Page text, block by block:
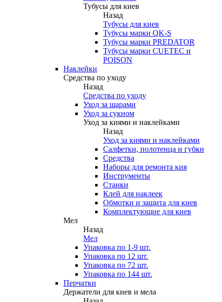
Тубусы для киев
Назад
Тубусы для киев
Тубусы марки QK-S
Тубусы марки PREDATOR
Тубусы марки CUETEC и
POISON
Наклейки
Средства по уходу
Назад
Средства по уходу
Уход за шарами
Уход за сукном
Уход за киями и наклейками
Назад
Уход за киями и наклейками
Салфетки, полотенца и губки
Средства
Наборы для ремонта кия
Инструменты
Станки
Клей для наклеек
Обмотки и защита для киев
Комплектующие для киев
Мел
Назад
Мел
Упаковка по 1-9 шт.
Упаковка по 12 шт.
Упаковка по 72 шт.
Упаковка по 144 шт.
Перчатки
Держатели для киев и мела